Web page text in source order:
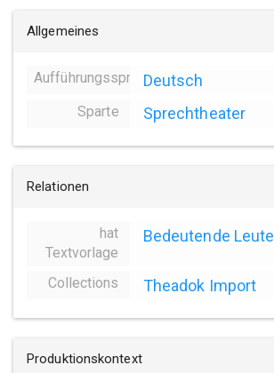
Allgemeines
AufführungsspracheDeutsch
Sparte Sprechtheater
Relationen
hat
Textvorlage
Bedeutende Leute
Collections Theadok Import
Produktionskontext